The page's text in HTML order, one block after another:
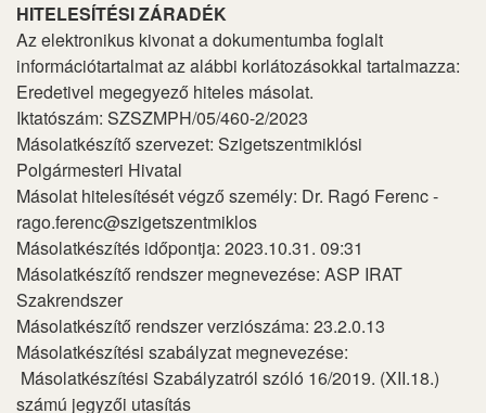
HITELESÍTÉSI ZÁRADÉK
Az elektronikus kivonat a dokumentumba foglalt
információtartalmat az alábbi korlátozásokkal tartalmazza:
Eredetivel megegyező hiteles másolat.
Iktatószám: SZSZMPH/05/460-2/2023
Másolatkészítő szervezet: Szigetszentmiklósi
Polgármesteri Hivatal
Másolat hitelesítését végző személy: Dr. Ragó Ferenc -
rago.ferenc@szigetszentmiklos
Másolatkészítés időpontja: 2023.10.31. 09:31
Másolatkészítő rendszer megnevezése: ASP IRAT
Szakrendszer
Másolatkészítő rendszer verziószáma: 23.2.0.13
Másolatkészítési szabályzat megnevezése:
Másolatkészítési Szabályzatról szóló 16/2019. (XII.18.)
számú jegyzői utasítás